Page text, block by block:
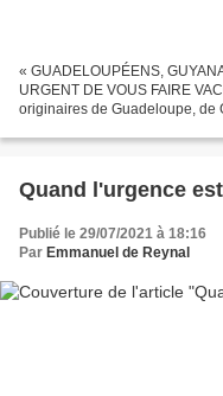
« GUADELOUPÉENS,
URGENT DE VOUS FAIRE
originaires de Guadeloupe, de
Quand l'urgence
Publié le 29/07/2021 à 18:16
Par Emmanuel de Reynal